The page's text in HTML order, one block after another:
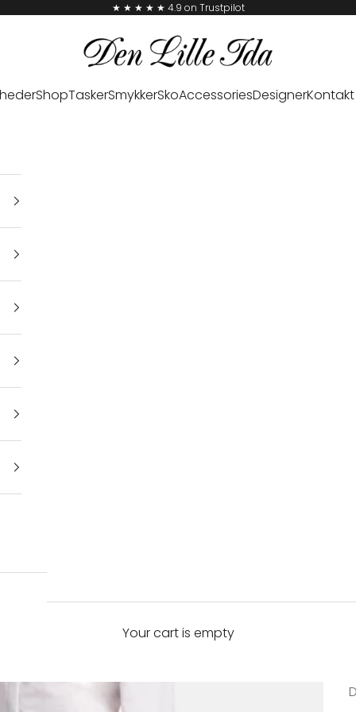
★ ★ ★ ★ ★ 4.9 on Trustpilot
Den Lille Ida
ShopTaskerSmykkerSkoAccessoriesDesigner
Your cart is empty